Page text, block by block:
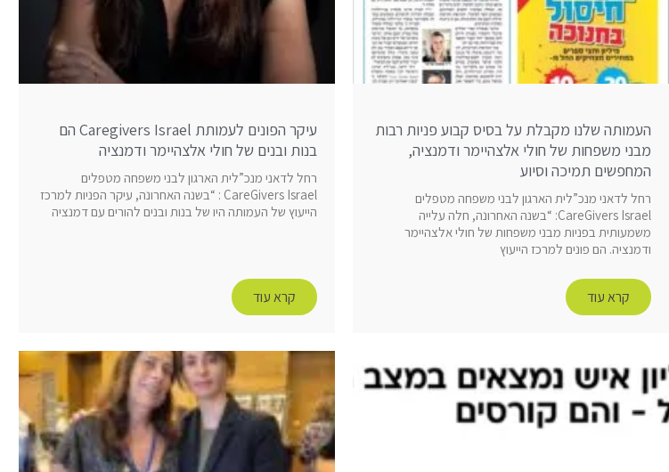
העמותה שלנו מקבלת על בסיס קבוע פניות רבות
מבני משפחות של חולי אלצהיימר ודמנציה,
המחפשים תמיכה וסיוע
רחל לדאני מנכ”לית הארגון לבני משפחה מטפלים
CareGivers Israel: “בשנה האחרונה, חלה עלייה
משמעותית בפניות מבני משפחות של חולי אלצהיימר
ודמנציה. הם פונים למרכז הייעוץ
קרא עוד
עיקר הפונים לעמותת Caregivers Israel הם
בנות ובנים של חולי אלצהיימר ודמנציה
רחל לדאני מנכ”לית הארגון לבני משפחה מטפלים
CareGivers Israel : “בשנה האחרונה, עיקר הפניות למרכז
הייעוץ של העמותה היו של בנות ובנים להורים עם דמנציה
קרא עוד